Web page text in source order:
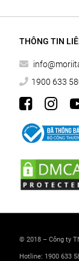
THÔNG TIN
1900 633
© 2018 – Công ty
Hotline: 1900 633